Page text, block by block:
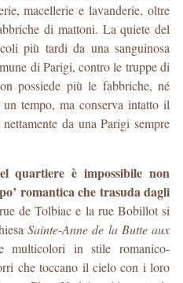
macellerie e lavanderie, oltre
di mattoni. La quiete del
più tardi da una sanguinosa
di Parigi, contro le truppe di
possiede più le fabbriche, né
tempo, ma conserva intatto il
da una Parigi sempre
quartiere è impossibile non
romantica che trasuda dagli
de Tolbiac e la rue Bobillot si
Sainte-Anne de la Butte aux
multicolori in stile romanico-
che toccano il cielo con i loro